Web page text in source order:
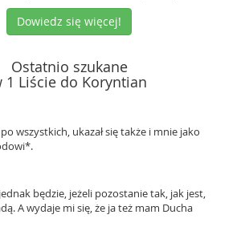
Dowiedz się więcej!
Ostatnio szukane
1 Liście do Koryntian
wszystkich, ukazał się także i mnie jako
będzie, jeżeli pozostanie tak, jak jest,
A wydaje mi się, że ja też mam Ducha